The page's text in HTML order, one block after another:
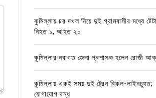
কুমিল্লায় চর দখল নিয়ে দুই গ্রামবাসীর মধ্যে
নিহত ১, আহত ২০
কুমিল্লার নবাগত জেলা প্রশাসক হলেন রোজী
কুমিল্লায় একই সময় দুই ট্রেন বিকল-লাইনচ্যুত;
যোগাযোগ বন্ধ